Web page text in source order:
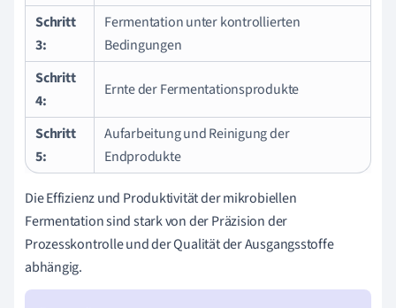
Schritt
3:
Fermentation unter kontrollierten
Bedingungen
Schritt
4:
Ernte der Fermentationsprodukte
Schritt
5:
Aufarbeitung und Reinigung der
Endprodukte
Die Effizienz und Produktivität der mikrobiellen
Fermentation sind stark von der Präzision der
Prozesskontrolle und der Qualität der Ausgangsstoffe
abhängig.